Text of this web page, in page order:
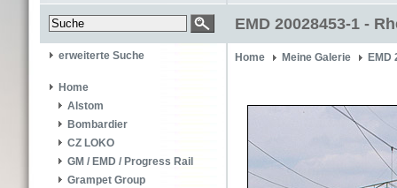
EMD 20028453-1 -
erweiterte Suche
Home
Alstom
Bombardier
CZ LOKO
GM / EMD / Progress Rail
Grampet Group
Home Meine Galerie EMD